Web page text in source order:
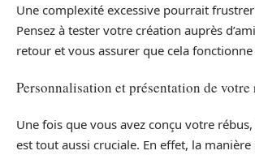
Une complexité excessive pourrait
Pensez à tester votre création auprès
retour et vous assurer que cela
Personnalisation et présentation de votre
Une fois que vous avez conçu votre
est tout aussi cruciale. En effet, la